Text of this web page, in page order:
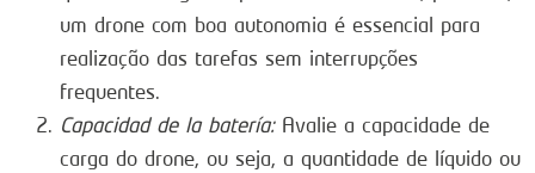
um drone com boa autonomia é essencial para
realização das tarefas sem interrupções
frequentes.
Capacidad de la batería:Avalie a capacidade de
carga do drone, ou seja, a quantidade de líquido ou